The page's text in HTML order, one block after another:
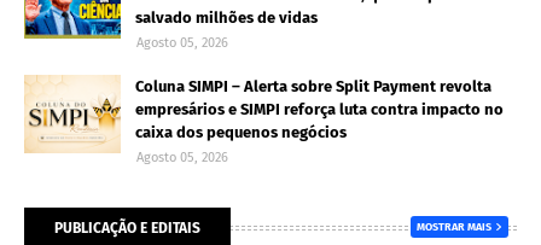
salvado milhões de vidas
Agosto 05, 2026
Coluna SIMPI – Alerta sobre Split Payment revolta
empresários e SIMPI reforça luta contra impacto no
caixa dos pequenos negócios
Agosto 05, 2026
PUBLICAÇÃO E EDITAIS MOSTRAR MAIS